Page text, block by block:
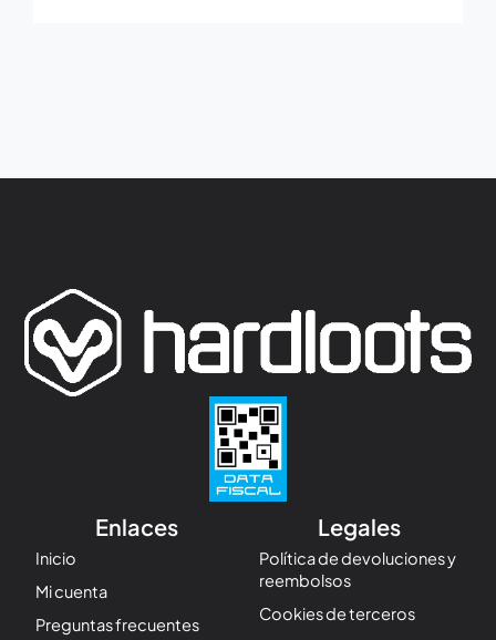
Enlaces
Inicio
Mi cuenta
Preguntas frecuentes
Legales
Política de devoluciones y
reembolsos
Cookies de terceros